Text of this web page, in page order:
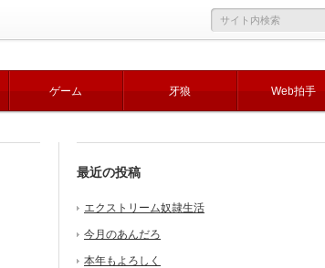
ゲーム 牙狼 Web拍手
最近の投稿
エクストリーム奴隷生活
今月のあんだろ
本年もよろしく